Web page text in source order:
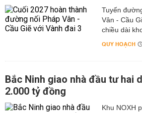
Tuyến
Vân - Cầu
chiều dài
QUY HOẠCH
Bắc Ninh giao nhà đầu tư hai
2.000 tỷ đồng
Khu NOXH